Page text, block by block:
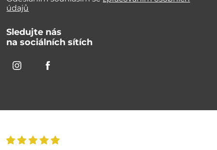
údajů
Sledujte nás
na sociálních sítích